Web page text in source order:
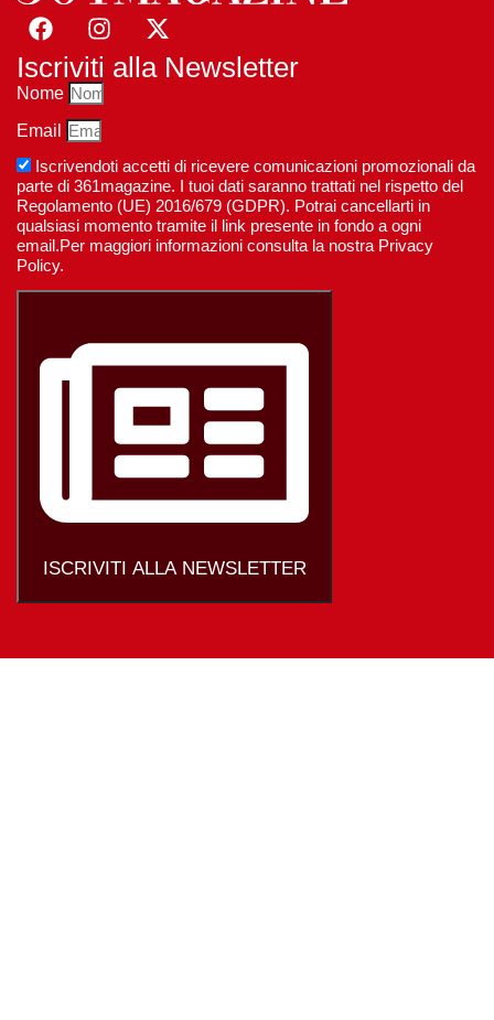
Iscriviti alla Newsletter
Nome
Email
Iscrivendoti accetti di ricevere comunicazioni promozionali da
parte di 361magazine. I tuoi dati saranno trattati nel rispetto del
Regolamento (UE) 2016/679 (GDPR). Potrai cancellarti in
qualsiasi momento tramite il link presente in fondo a ogni
email.Per maggiori informazioni consulta la nostra Privacy
Policy.
ISCRIVITI ALLA NEWSLETTER